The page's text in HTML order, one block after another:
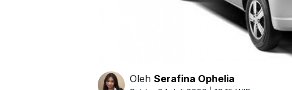
OlehSerafina Ophelia